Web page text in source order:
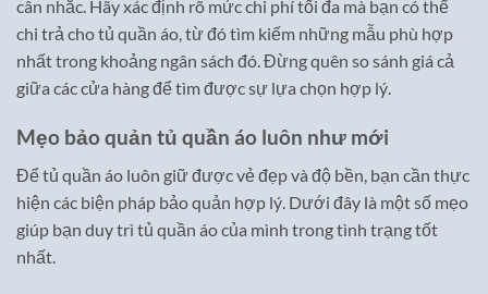
cân nhắc. Hãy xác định rõ mức chi phí tối đa mà bạn có thể
chi trả cho tủ quần áo, từ đó tìm kiếm những mẫu phù hợp
nhất trong khoảng ngân sách đó. Đừng quên so sánh giá cả
giữa các cửa hàng để tìm được sự lựa chọn hợp lý.
Mẹo bảo quản tủ quần áo luôn như mới
Để tủ quần áo luôn giữ được vẻ đẹp và độ bền, bạn cần thực
hiện các biện pháp bảo quản hợp lý. Dưới đây là một số mẹo
giúp bạn duy trì tủ quần áo của mình trong tình trạng tốt
nhất.